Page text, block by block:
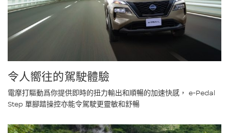
令人嚮往的駕駛體驗
電摩打驅動爲你提供即時的扭力輸出和順暢的加速快感， e-Pedal
Step 單腳踏操控亦能令駕駛更靈敏和舒暢